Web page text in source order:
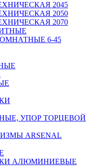
2045
2050
2070
6-45
УПОР ТОРЦЕВОЙ
ARSENAL
АЛЮМИНИЕВЫЕ